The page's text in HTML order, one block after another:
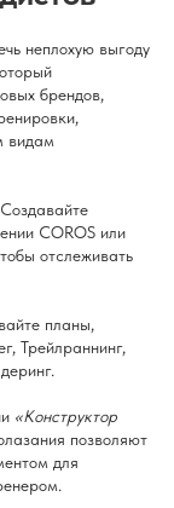
неплохую выгоду
брендов,
видам
COROS или
отслеживать
планы,
Трейлраннинг,
«Конструктор
позволяют
для